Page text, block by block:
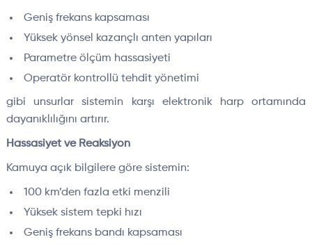
Geniş frekans kapsaması
Yüksek yönsel kazançlı anten yapıları
Parametre ölçüm hassasiyeti
Operatör kontrollü tehdit yönetimi
gibi unsurlar sistemin karşı elektronik harp ortamında
dayanıklılığını artırır.
Hassasiyet ve Reaksiyon
Kamuya açık bilgilere göre sistemin:
100 km’den fazla etki menzili
Yüksek sistem tepki hızı
Geniş frekans bandı kapsaması